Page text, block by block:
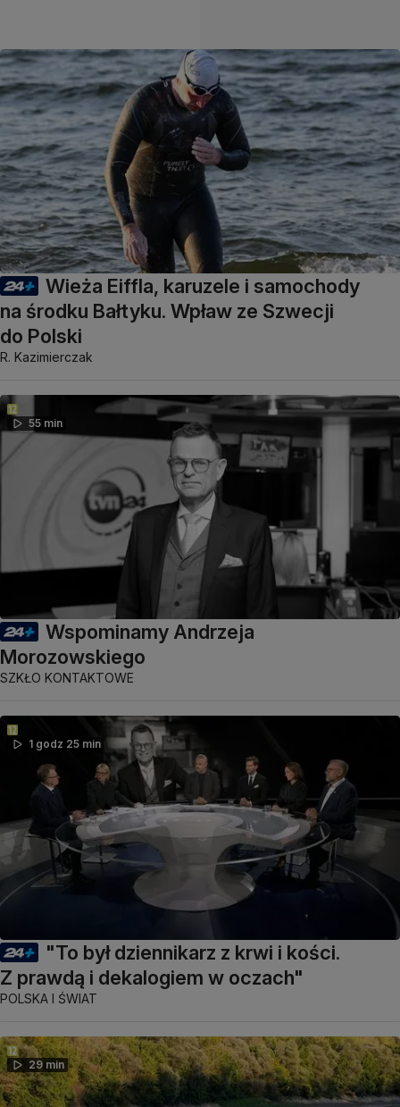
Wieża Eiffla, karuzele i samochody
na środku Bałtyku. Wpław ze Szwecji
do Polski
R. Kazimierczak
55 min
Wspominamy Andrzeja
Morozowskiego
SZKŁO KONTAKTOWE
1 godz 25 min
"To był dziennikarz z krwi i kości.
Z prawdą i dekalogiem w oczach"
POLSKA I ŚWIAT
29 min